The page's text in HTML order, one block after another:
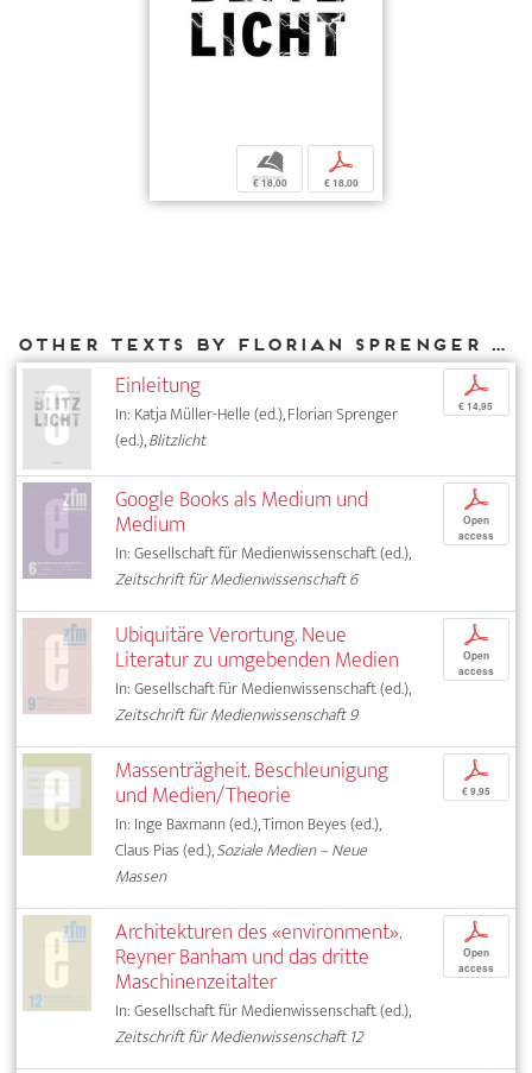
b
€ 18,00
p
€ 18,00
Other texts by Florian Sprenger for DIAPHANES
Einleitung
In: Katja Müller-Helle (ed.), Florian Sprenger
(ed.),Blitzlicht
p
€ 14,95
Google Books als Medium und
Medium
In: Gesellschaft für Medienwissenschaft (ed.),
Zeitschrift für Medienwissenschaft 6
p
Open
access
Ubiquitäre Verortung. Neue
Literatur zu umgebenden Medien
In: Gesellschaft für Medienwissenschaft (ed.),
Zeitschrift für Medienwissenschaft 9
p
Open
access
Massenträgheit. Beschleunigung
und Medien/Theorie
In: Inge Baxmann (ed.), Timon Beyes (ed.),
Claus Pias (ed.),Soziale Medien – Neue
Massen
p
€ 9,95
Architekturen des «environment».
Reyner Banham und das dritte
Maschinenzeitalter
In: Gesellschaft für Medienwissenschaft (ed.),
Zeitschrift für Medienwissenschaft 12
p
Open
access